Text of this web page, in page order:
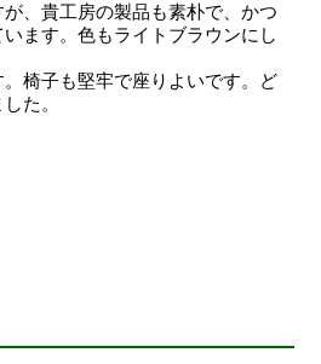
、貴工房の製品も素朴で、かつ
ます。色もライトブラウンにし
椅子も堅牢で座りよいです。ど
た。